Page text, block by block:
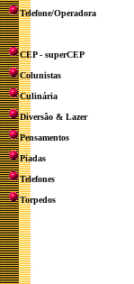
Telefone/Operadora
CEP - superCEP
Colunistas
Culinária
Diversão & Lazer
Pensamentos
Piadas
Telefones
Torpedos